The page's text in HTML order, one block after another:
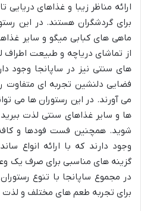
ارائه مناظر زیبا و غذاهای دریایی
برای گردشگران هستند. در این
ماهی های کبابی میگو و سایر
از تماشای دریاچه و طبیعت اطراف
های سنتی نیز در ساپانجا وجود
فضایی دلنشین تجربه ای متفاوت
می آورند. در این رستوران ها می
ها و سایر غذاهای سنتی لذت
شوید. همچنین فست فودها و
وجود دارند که با ارائه انواع
گزینه های مناسبی برای صرف یک
در مجموع ساپانجا با تنوع
برای تجربه طعم های مختلف و لذت